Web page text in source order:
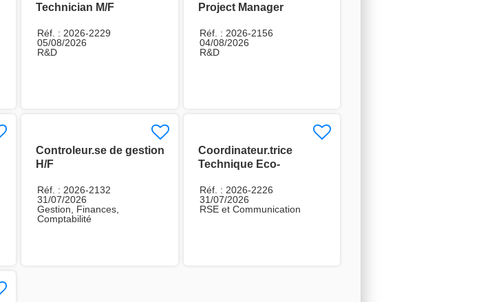
Technician M/F
Réf. : 2026-2229
05/08/2026
R&D
Project Manager
Réf. : 2026-2156
04/08/2026
R&D
Controleur.se de gestion
H/F
Réf. : 2026-2132
31/07/2026
Gestion, Finances,
Comptabilité
Coordinateur.trice
Technique Eco-
Réf. : 2026-2226
31/07/2026
RSE et Communication